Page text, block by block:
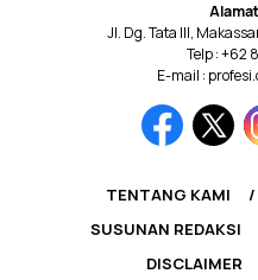
Jl. Dg. Tata III,
Telp : +62
E-mail :
TENTANG KAMI
SUSUNAN REDAKSI
DISCLAIMER